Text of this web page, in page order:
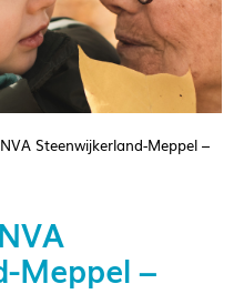
Steenwijkerland-Meppel –
Meppel –